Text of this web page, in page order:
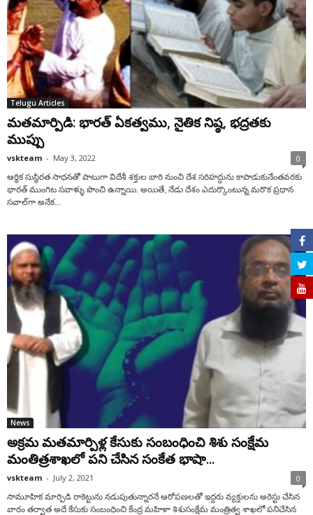
Telugu Articles
మతమార్పిడి: భారత్ ఏకత్వము, నైతిక నిష్ఠ, భద్రతకు
ముప్పు
vskteam - May 3, 2022 0
ఆర్థిక సుస్థిరత సాధనతో పాటుగా విదేశీ శక్తుల బారి నుంచి దేశ సరిహద్దును కాపాడుకునేంతవరకు
భారత్‌ ముంగిట సవాళ్ళు పొంచి ఉన్నాయి. అయితే, నేడు దేశం ఎదుర్కొంటున్న మరొక ప్రధాన
సవాల్‌గా అనేక...
News
అక్ర‌మ‌ మ‌త‌మార్పిళ్ల కేసుకు సంబంధించి శిశు సంక్షేమ
మంతిత్ర‌శాఖ‌లో ప‌ని చేసిన‌ సంకేత భాషా...
vskteam - July 2, 2021 0
సామూహిక మార్పిడి రాకెట్టును నడుపుతున్నారనే ఆరోపణలతో ఇద్దరు వ్యక్తులను అరెస్టు చేసిన
వారం తర్వాత అదే కేసుకు సంబంధించి కేంద్ర మ‌హిళా శిశుసంక్షేమ మంత్రిత్వ శాఖలో పనిచేసిన